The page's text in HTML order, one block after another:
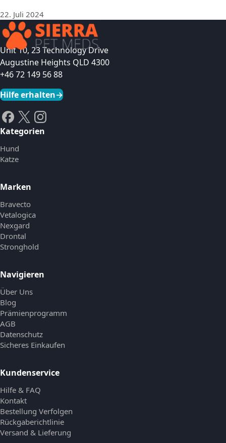
22. Juli 2024
Unit 10, 23 Technology Drive
Augustine Heights QLD 4300
+46 72 149 56 88
Hilfe erhalten→
Kategorien
Hund
Katze
Marken
Bravecto
Vetalogica
Nexgard
Drontal
Stronghold
Navigieren
Über Uns
Blog
Prämienprogramm
AGB
Datenschutz
Sicheres Einkaufen
Kundenservice
Hilfe & FAQ
Kontakt
Bestellung Verfolgen
Rückgaberichtlinie
Versand & Lieferung